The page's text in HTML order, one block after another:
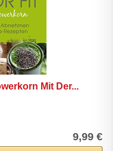
Mit Der...
9,99 €